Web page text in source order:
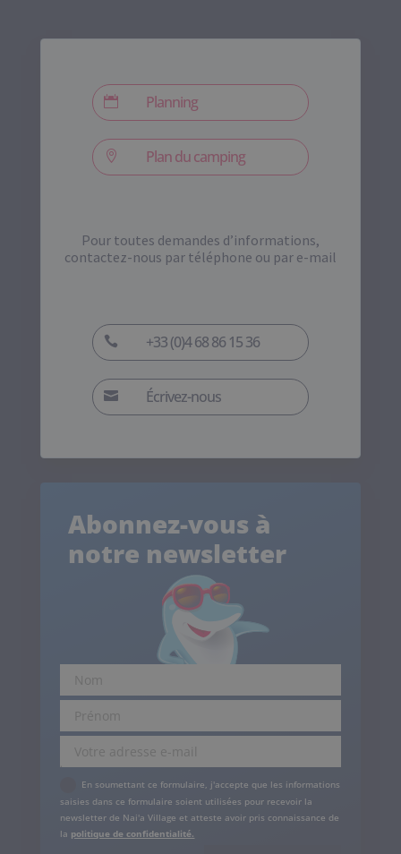
 Planning
 Plan du camping
Pour toutes demandes d’informations,
contactez-nous par téléphone ou par e-mail
 +33 (0)4 68 86 15 36
 Écrivez-nous
Abonnez-vous à
notre newsletter
En soumettant ce formulaire, j'accepte que les informations
saisies dans ce formulaire soient utilisées pour recevoir la
newsletter de Nai'a Village et atteste avoir pris connaissance de
la politique de confidentialité.